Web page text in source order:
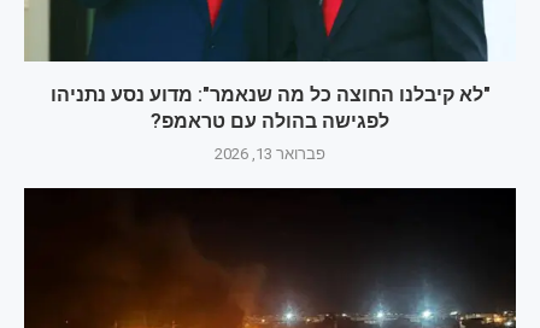
"לא קיבלנו החוצה כל מה שנאמר": מדוע נסע נתניהו
לפגישה בהולה עם טראמפ?
פברואר 13, 2026